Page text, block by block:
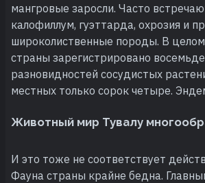
мангровые заросли. Часто
калофиллум, гуэттарда, охрозия и
широколиственные породы. В
страны зарегистрировано
разновидностей сосудистых
местных только сорок четыре.
Животный мир Тувалу
И это тоже не соответствует
Фауна страны крайне бедна.